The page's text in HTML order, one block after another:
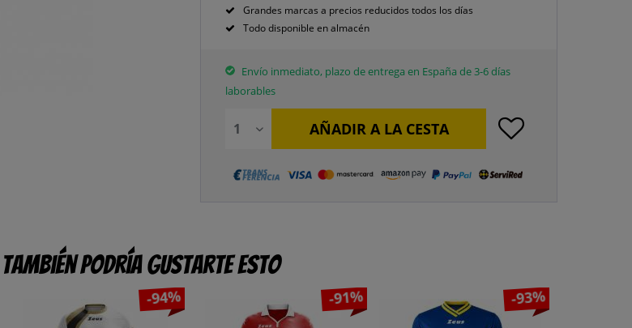
Grandes marcas a precios reducidos todos los días
Todo disponible en almacén
Envío inmediato, plazo de entrega en España de 3-6 días
laborables
AÑADIR A LA CESTA
También podría gustarte esto
-94% -91% -93%